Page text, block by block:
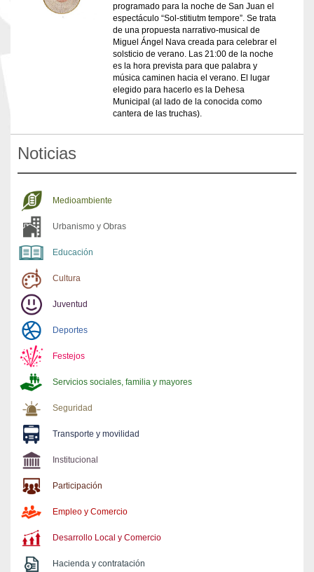
programado para la noche de San Juan el
espectáculo “Sol-stitiutm tempore”. Se trata
de una propuesta narrativo-musical de
Miguel Ángel Nava creada para celebrar el
solsticio de verano. Las 21:00 de la noche
es la hora prevista para que palabra y
música caminen hacia el verano. El lugar
elegido para hacerlo es la Dehesa
Municipal (al lado de la conocida como
cantera de las truchas).
Noticias
Medioambiente
Urbanismo y Obras
Educación
Cultura
Juventud
Deportes
Festejos
Servicios sociales, familia y mayores
Seguridad
Transporte y movilidad
Institucional
Participación
Empleo y Comercio
Desarrollo Local y Comercio
Hacienda y contratación